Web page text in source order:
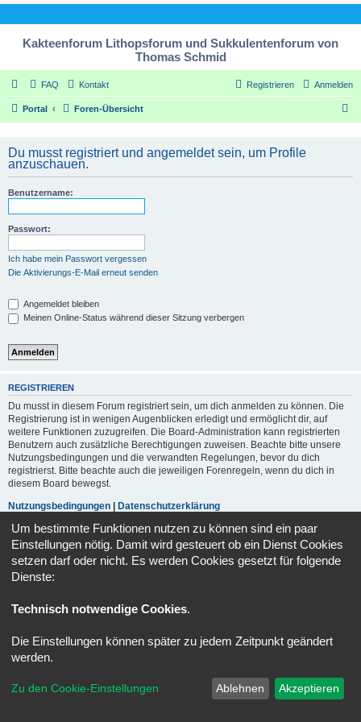
Kakteenforum Lithopsforum und Sukkulentenforum von
Thomas Schmid
FAQ Kontakt Anmelden
Registrieren
Portal Foren-Übersicht
Du musst registriert und angemeldet sein, um Profile
anzuschauen.
Benutzername:
Passwort:
Ich habe mein Passwort vergessen
Die Aktivierungs-E-Mail erneut senden
Angemeldet bleiben
Meinen Online-Status während dieser Sitzung verbergen
REGISTRIEREN
Du musst in diesem Forum registriert sein, um dich anmelden zu können. Die
Registrierung ist in wenigen Augenblicken erledigt und ermöglicht dir, auf
weitere Funktionen zuzugreifen. Die Board-Administration kann registrierten
Benutzern auch zusätzliche Berechtigungen zuweisen. Beachte bitte unsere
Nutzungsbedingungen und die verwandten Regelungen, bevor du dich
registrierst. Bitte beachte auch die jeweiligen Forenregeln, wenn du dich in
diesem Board bewegst.
Nutzungsbedingungen
Datenschutzerklärung
Registrieren
Powered byphpBB ® Forum Software © phpBB Limited
Datenschutz|Nutzungsbedingungen
Um bestimmte Funktionen nutzen zu können sind ein paar
Einstellungen nötig. Damit wird gesteuert ob ein Dienst Cookies
setzen darf oder nicht. Es werden Cookies gesetzt für folgende
Dienste:
Technisch notwendige Cookies.
Die Einstellungen können später zu jedem Zeitpunkt geändert
werden.
Zu den Cookie-Einstellungen Ablehnen Akzeptieren